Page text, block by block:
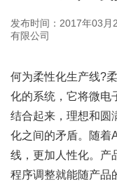
发布时间：2017年03月
有限公司
何为柔性化生产线?
化的系统，它将微电
结合起来，理想和圆
化之间的矛盾。随着
线，更加人性化。产
程序调整就能随产品